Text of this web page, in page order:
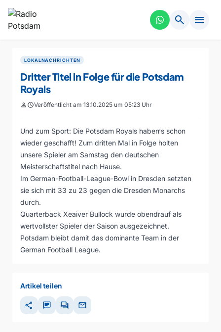
search menu
LOKALNACHRICHTEN
Dritter Titel in Folge für die Potsdam
Royals
personscheduleVeröffentlicht am 13.10.2025 um 05:23 Uhr
Und zum Sport: Die Potsdam Royals haben‘s schon
wieder geschafft! Zum dritten Mal in Folge holten
unsere Spieler am Samstag den deutschen
Meisterschaftstitel nach Hause.
Im German-Football-League-Bowl in Dresden setzten
sie sich mit 33 zu 23 gegen die Dresden Monarchs
durch.
Quarterback Xeaiver Bullock wurde obendrauf als
wertvollster Spieler der Saison ausgezeichnet.
Potsdam bleibt damit das dominante Team in der
German Football League.
Artikel teilen
share chat forum mail